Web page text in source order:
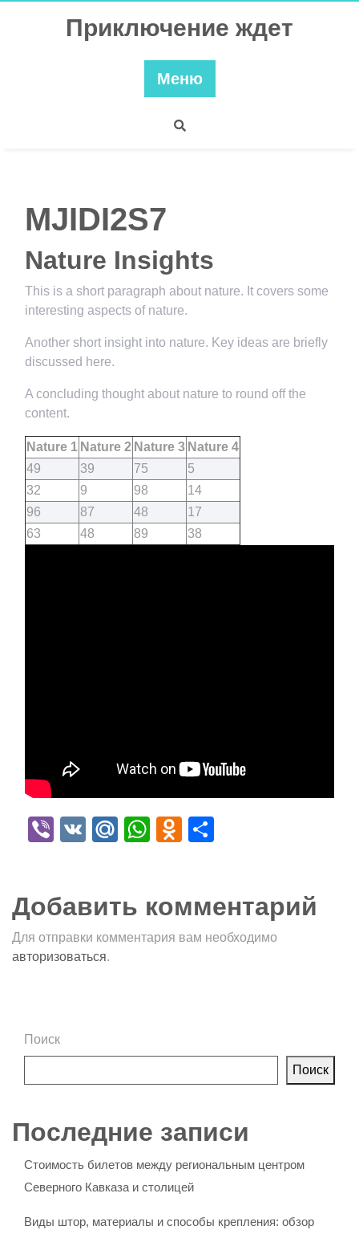
Приключение ждет
Меню
MJIDI2S7
Nature Insights
This is a short paragraph about nature. It covers some
interesting aspects of nature.
Another short insight into nature. Key ideas are briefly
discussed here.
A concluding thought about nature to round off the
content.
Nature 1 Nature 2 Nature 3 Nature 4
49
39 75
5
32
9 98
14
96
87 48
17
63
48 89 38
Viber
VK Mail.Ru
WhatsApp
Odnoklassniki
Добавить комментарий
Для отправки комментария вам необходимо
авторизоваться.
Поиск
Поиск
Последние записи
Стоимость билетов между региональным центром
Северного Кавказа и столицей
Виды штор, материалы и способы крепления: обзор